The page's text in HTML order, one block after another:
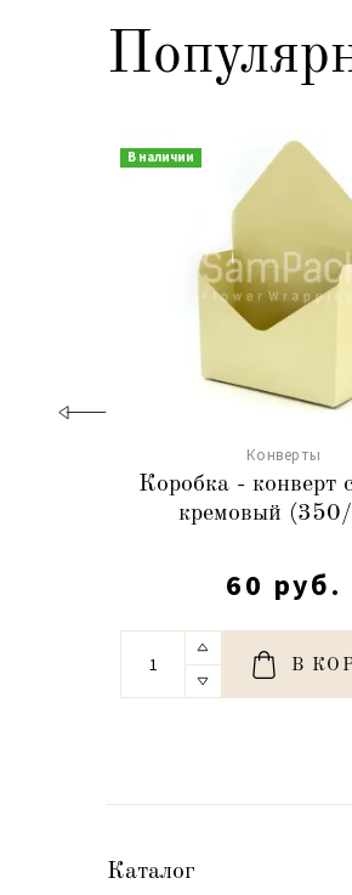
В наличии
Конверты
Коробка - конверт
кремовый
60 руб.
В
Каталог